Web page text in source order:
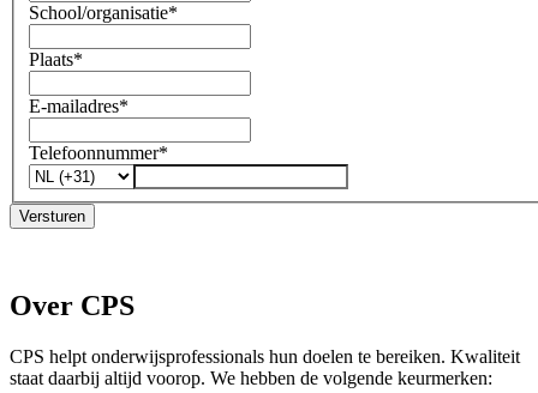
School/organisatie*
Plaats*
E-mailadres*
Telefoonnummer*
Versturen
Over CPS
CPS helpt onderwijsprofessionals hun doelen te bereiken. Kwaliteit
staat daarbij altijd voorop. We hebben de volgende keurmerken: